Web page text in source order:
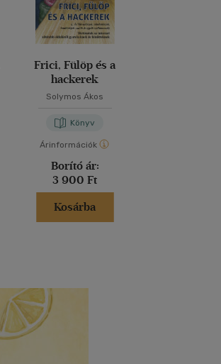
Frici, Fülöp és a
hackerek
Solymos Ákos
Könyv
Árinformációk
Borító ár:
3 900 Ft
Kosárba